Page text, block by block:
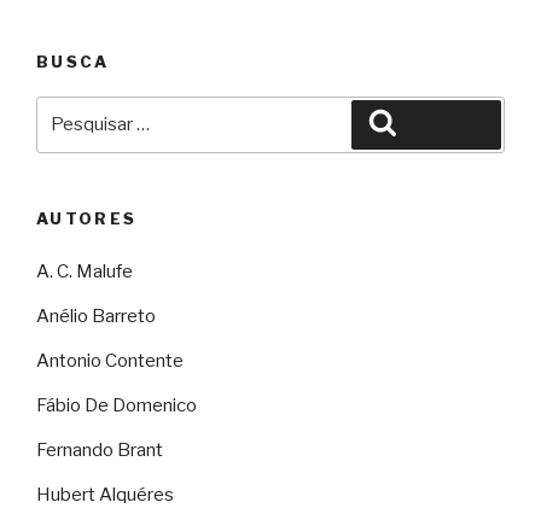
BUSCA
AUTORES
A. C. Malufe
Anélio Barreto
Antonio Contente
Fábio De Domenico
Fernando Brant
Hubert Alquéres